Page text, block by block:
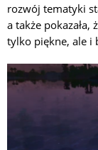
rozwój tematyki
a także
tylko piękne, ale i